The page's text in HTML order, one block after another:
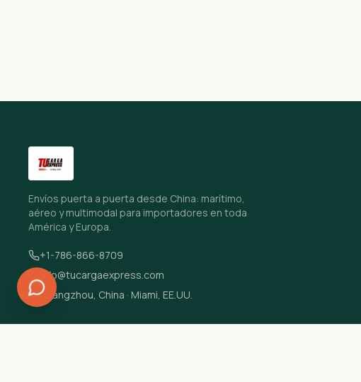
Envíos puerta a puerta desde China: marítimo,
aéreo y multimodal para importadores en toda
América y Europa.
+1-786-866-8709
info@tucargaexpress.com
Guangzhou, China · Miami, EE.UU.